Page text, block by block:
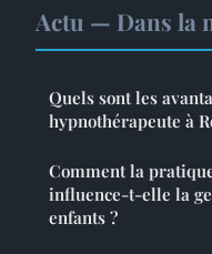
Actu — Dans la
Quels sont les
hypnothérapeute à
Comment la
influence-t-elle la
enfants ?